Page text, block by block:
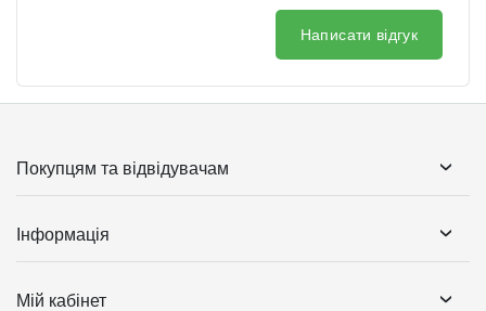
Написати відгук
Покупцям та відвідувачам
Інформація
Мій кабінет